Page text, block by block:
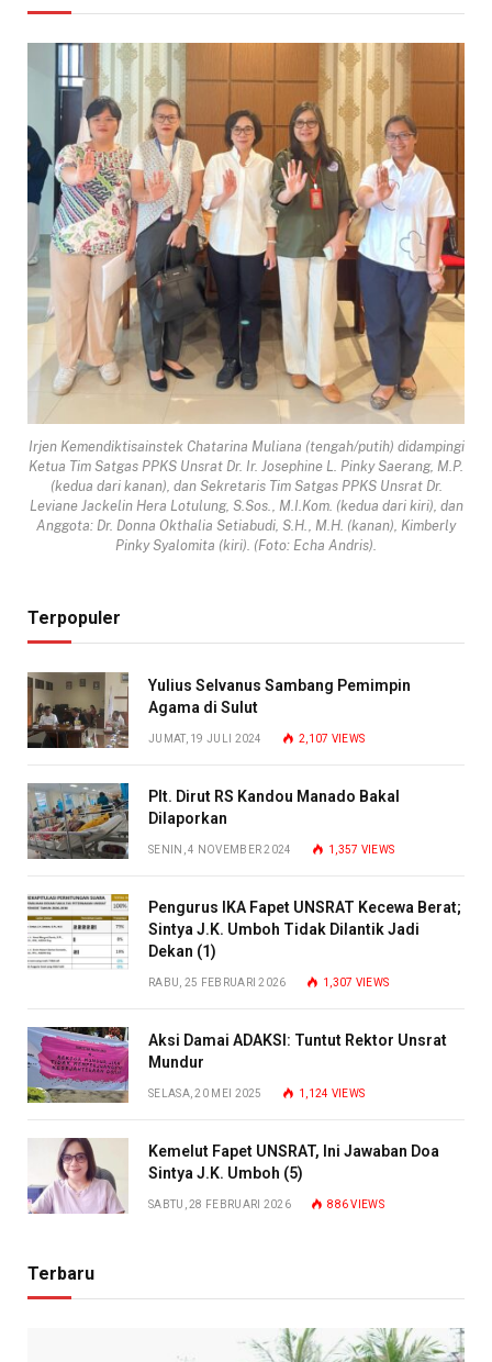
Irjen Kemendiktisainstek Chatarina Muliana (tengah/putih) didampingi
Ketua Tim Satgas PPKS Unsrat Dr. Ir. Josephine L. Pinky Saerang, M.P.
(kedua dari kanan), dan Sekretaris Tim Satgas PPKS Unsrat Dr.
Leviane Jackelin Hera Lotulung, S.Sos., M.I.Kom. (kedua dari kiri), dan
Anggota: Dr. Donna Okthalia Setiabudi, S.H., M.H. (kanan), Kimberly
Pinky Syalomita (kiri). (Foto: Echa Andris).
Terpopuler
Yulius Selvanus Sambang Pemimpin
Agama di Sulut
JUMAT, 19 JULI 2024 2,107 VIEWS
Plt. Dirut RS Kandou Manado Bakal
Dilaporkan
SENIN, 4 NOVEMBER 2024 1,357 VIEWS
Pengurus IKA Fapet UNSRAT Kecewa Berat;
Sintya J.K. Umboh Tidak Dilantik Jadi
Dekan (1)
RABU, 25 FEBRUARI 2026 1,307 VIEWS
Aksi Damai ADAKSI: Tuntut Rektor Unsrat
Mundur
SELASA, 20 MEI 2025 1,124 VIEWS
Kemelut Fapet UNSRAT, Ini Jawaban Doa
Sintya J.K. Umboh (5)
SABTU, 28 FEBRUARI 2026 886VIEWS
Terbaru